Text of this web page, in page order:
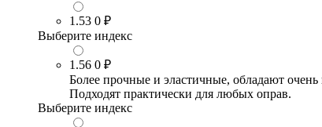
1.53 0 ₽
Выберите индекс
1.56 0 ₽
Более прочные и эластичные, обладают
Подходят практически для любых оправ.
Выберите индекс